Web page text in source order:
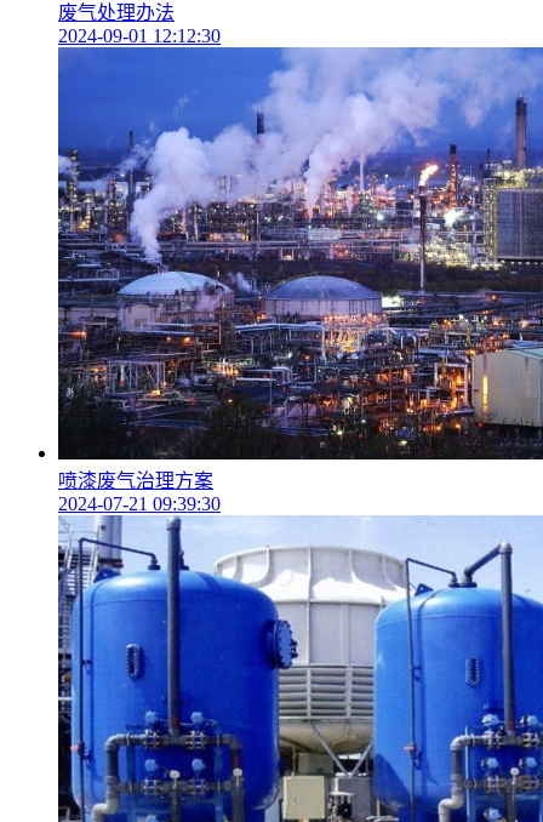
废气处理办法
2024-09-01 12:12:30
喷漆废气治理方案
2024-07-21 09:39:30